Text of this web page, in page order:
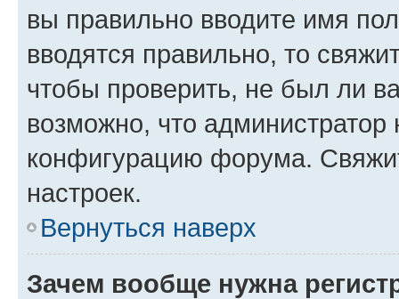
вы правильно вводите имя
вводятся правильно, то
чтобы проверить, не был ли
возможно, что администратор
конфигурацию форума.
настроек.
Вернуться наверх
Зачем вообще нужна